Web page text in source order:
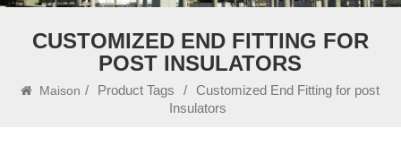
CUSTOMIZED END FITTING FOR
POST INSULATORS
Maison / Product Tags /
Customized End Fitting for post
Insulators